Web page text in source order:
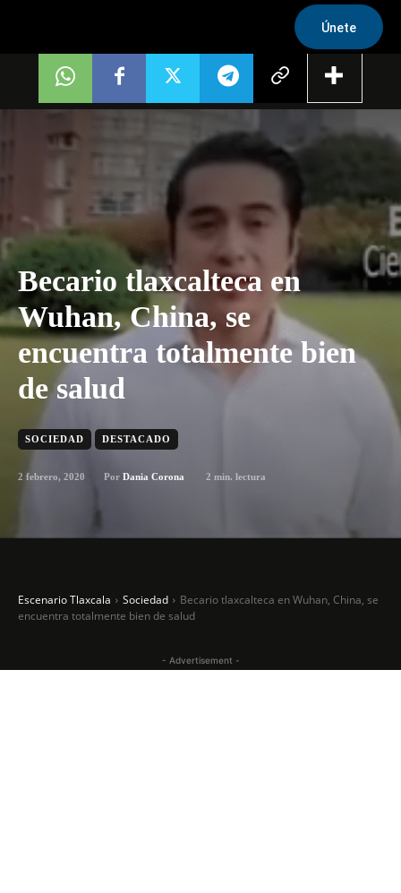
Únete
Becario tlaxcalteca en
Wuhan, China, se
encuentra totalmente bien
de salud
SOCIEDAD DESTACADO
2 febrero, 2020 Por Dania Corona 2 min. lectura
Escenario Tlaxcala Sociedad
Becario tlaxcalteca en Wuhan, China, se
encuentra totalmente bien de salud
- Advertisement -